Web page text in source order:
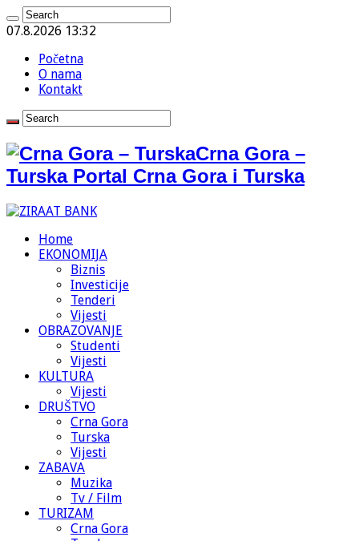
07.8.2026 13:32
Početna
O nama
Kontakt
Crna Gora –
Turska Portal Crna Gora i Turska
Home
EKONOMIJA
Biznis
Investicije
Tenderi
Vijesti
OBRAZOVANJE
Studenti
Vijesti
KULTURA
Vijesti
DRUŠTVO
Crna Gora
Turska
Vijesti
ZABAVA
Muzika
Tv / Film
TURIZAM
Crna Gora